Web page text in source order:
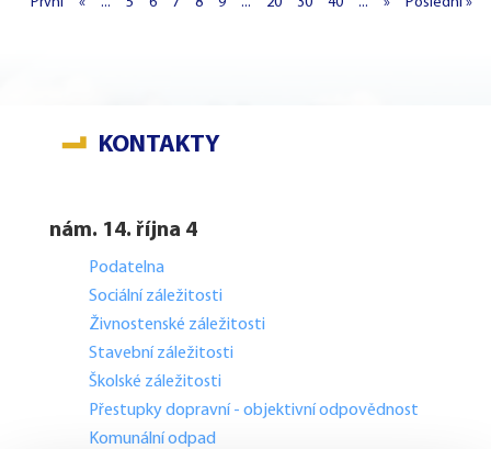
KONTAKTY
nám. 14. října 4
Podatelna
Sociální záležitosti
Živnostenské záležitosti
Stavební záležitosti
Školské záležitosti
Přestupky dopravní - objektivní odpovědnost
Komunální odpad